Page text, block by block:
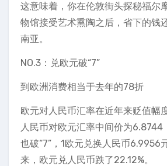
这意味着，你在伦敦街头探秘福尔
物馆接受艺术熏陶之后，省下的钱
南亚。
NO.3：兑欧元破“7”
到欧洲消费相当于去年的78折
欧元对人民币汇率在近年来贬值幅
人民币对欧元汇率中间价为6.8744
也破“7”，1欧元兑换人民币6.9956
来，欧元兑人民币跌了22.12%。